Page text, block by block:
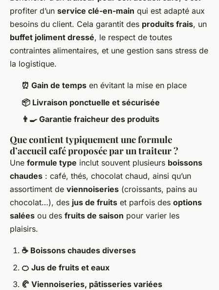
profiter d’un service clé-en-main qui est adapté aux
besoins du client. Cela garantit des produits frais, un
buffet joliment dressé, le respect de toutes
contraintes alimentaires, et une gestion sans stress de
la logistique.
⏰ Gain de temps en évitant la mise en place
📦 Livraison ponctuelle et sécurisée
👨‍🍳 Garantie fraicheur des produits
Que contient typiquement une formule
d’accueil café proposée par un traiteur ?
Une formule type inclut souvent plusieurs boissons
chaudes : café, thés, chocolat chaud, ainsi qu’un
assortiment de viennoiseries (croissants, pains au
chocolat…), des jus de fruits et parfois des options
salées ou des fruits de saison pour varier les
plaisirs.
☕ Boissons chaudes diverses
🍊 Jus de fruits et eaux
🥐 Viennoiseries, pâtisseries variées